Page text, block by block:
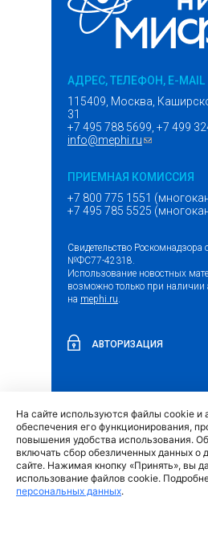
АДРЕС, ТЕЛЕФОН, E-MAIL
115409, Москва,
31
+7 495 788 5699, +7 499
info@mephi.ru(ссылка для
ПРИЕМНАЯ КОМИССИЯ
+7 800 775 1551
+7 495 785 5525
Свидетельство Роскомнадзора
№ФС77-42318.
Использование новостных
возможно только при наличии
на mephi.ru
АВТОРИЗАЦИЯ
Обращение граждан и
Политика обработки
На сайте используются файлы cookie и
обеспечения его функционирования,
повышения удобства использования.
включать сбор обезличенных данных о
сайте. Нажимая кнопку «Принять», вы
использование файлов cookie.
персональных данных.